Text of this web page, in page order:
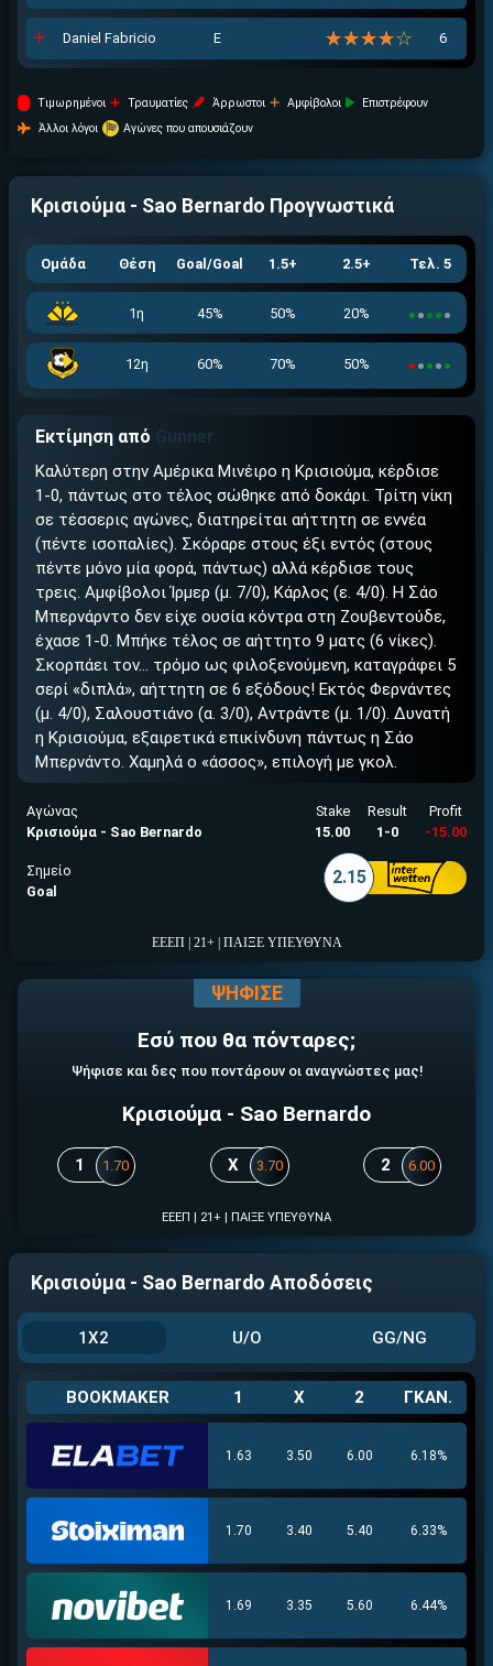
Daniel Fabricio Ε ☆☆☆☆☆
★★★★★ 6
Tιμωρημένοι Τραυματίες Άρρωστοι Αμφίβολοι
Επιστρέφουν
Άλλοι λόγοι
Αγώνες που απουσιάζουν
Κρισιούμα - Sao Bernardo Προγνωστικά
Ομάδα Θέση Goal/Goal 1.5+ 2.5+ Τελ. 5
1η 45% 50% 20%
12η 60% 70% 50%
Εκτίμηση από Gunner
Καλύτερη στην Αμέρικα Μινέιρο η Κρισιούμα, κέρδισε
1-0, πάντως στο τέλος σώθηκε από δοκάρι. Τρίτη νίκη
σε τέσσερις αγώνες, διατηρείται αήττητη σε εννέα
(πέντε ισοπαλίες). Σκόραρε στους έξι εντός (στους
πέντε μόνο μία φορά, πάντως) αλλά κέρδισε τους
τρεις. Αμφίβολοι Ίρμερ (μ. 7/0), Κάρλος (ε. 4/0). Η Σάο
Μπερνάρντο δεν είχε ουσία κόντρα στη Ζουβεντούδε,
έχασε 1-0. Μπήκε τέλος σε αήττητο 9 ματς (6 νίκες).
Σκορπάει τον… τρόμο ως φιλοξενούμενη, καταγράφει 5
σερί «διπλά», αήττητη σε 6 εξόδους! Εκτός Φερνάντες
(μ. 4/0), Σαλουστιάνο (α. 3/0), Αντράντε (μ. 1/0). Δυνατή
η Κρισιούμα, εξαιρετικά επικίνδυνη πάντως η Σάο
Μπερνάντο. Χαμηλά ο «άσσος», επιλογή με γκολ.
Αγώνας
Κρισιούμα - Sao Bernardo
Stake
15.00
Result
1-0
Profit
-15.00
Σημείο
Goal
2.15
ΕΕΕΠ | 21+ | ΠΑΙΞΕ ΥΠΕΥΘΥΝΑ
ΨΗΦΙΣΕ
Εσύ που θα πόνταρες;
Ψήφισε και δες που ποντάρουν οι αναγνώστες μας!
Κρισιούμα - Sao Bernardo
1 1.70 X 3.70 2 6.00
ΕΕΕΠ | 21+ | ΠΑΙΞΕ ΥΠΕΥΘΥΝΑ
Κρισιούμα - Sao Bernardo Αποδόσεις
1X2 U/O GG/NG
BOOKMAKER 1 X 2 ΓΚΑΝ.
1.63 3.50 6.00 6.18%
1.70 3.40 5.40 6.33%
1.69 3.35 5.60 6.44%
ΕΓΚΡΙΣΗ ΑΠΟ ΑΡΧΟΝΤΑ ΕΓΚΡΙΣΗ ΑΠΟ ΑΡΧΟΝΤΑ
ΕΓΚΡΙΣΗ ΑΠΟ ΑΡΧΟΝΤΑ ΕΓΚΡΙΣΗ ΑΠΟ ΑΡΧΟΝΤΑ